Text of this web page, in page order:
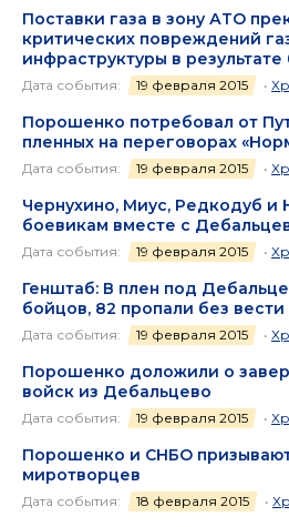
Поставки газа в зону АТО
критических повреждений
инфраструктуры в
Дата события: 19 февраля 2015 •
Порошенко потребовал от
пленных на переговорах
Дата события: 19 февраля 2015 •
Чернухино, Миус, Редкодуб
боевикам вместе с
Дата события: 19 февраля 2015 •
Генштаб: В плен под
бойцов, 82 пропали без вести
Дата события: 19 февраля 2015 •
Порошенко доложили о
войск из Дебальцево
Дата события: 19 февраля 2015 •
Порошенко и СНБО
миротворцев
Дата события: 18 февраля 2015 •